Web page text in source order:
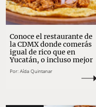
Conoce el restaurante de
la CDMX donde comerás
igual de rico que en
Yucatán, o incluso mejor
Por: Aída Quintanar